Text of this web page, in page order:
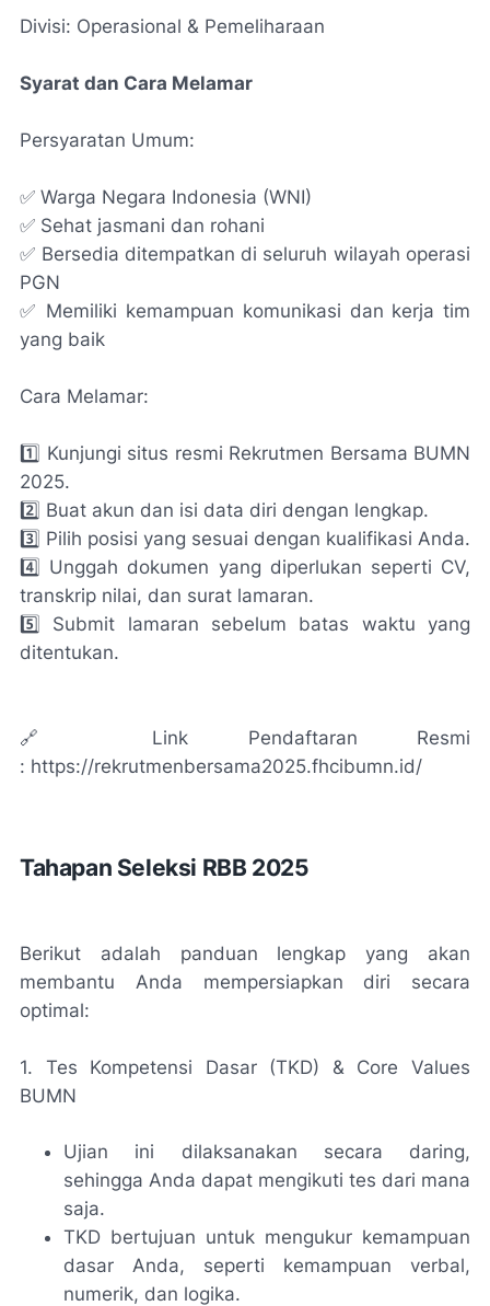
Divisi: Operasional & Pemeliharaan
Syarat dan Cara Melamar
Persyaratan Umum:
✅ Warga Negara Indonesia (WNI)
✅ Sehat jasmani dan rohani
✅ Bersedia ditempatkan di seluruh wilayah operasi
PGN
✅ Memiliki kemampuan komunikasi dan kerja tim
yang baik
Cara Melamar:
1️⃣ Kunjungi situs resmi Rekrutmen Bersama BUMN
2025.
2️⃣ Buat akun dan isi data diri dengan lengkap.
3️⃣ Pilih posisi yang sesuai dengan kualifikasi Anda.
4️⃣ Unggah dokumen yang diperlukan seperti CV,
transkrip nilai, dan surat lamaran.
5️⃣ Submit lamaran sebelum batas waktu yang
ditentukan.
🔗 Link Pendaftaran Resmi
: https://rekrutmenbersama2025.fhcibumn.id/
Tahapan Seleksi RBB 2025
Berikut adalah panduan lengkap yang akan
membantu Anda mempersiapkan diri secara
optimal:
1. Tes Kompetensi Dasar (TKD) & Core Values
BUMN
Ujian ini dilaksanakan secara daring,
sehingga Anda dapat mengikuti tes dari mana
saja.
TKD bertujuan untuk mengukur kemampuan
dasar Anda, seperti kemampuan verbal,
numerik, dan logika.